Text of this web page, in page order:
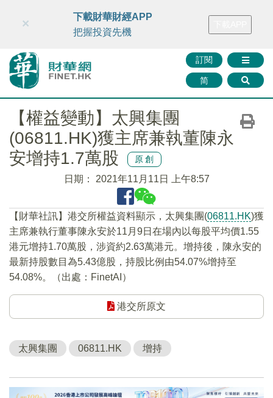
財華智庫網 FINTV FINMETA 財華證券 媒體矩陣
訂閱
简
×
下載財華財經APP
把握投資先機
【權益變動】太興集團
(06811.HK)獲主席兼執董陳永
安增持1.7萬股
原創
日期： 2021年11月11日 上午8:57
【財華社訊】港交所權益資料顯示，太興集團(06811.HK)獲
主席兼執行董事陳永安於11月9日在場內以每股平均價1.55
港元增持1.70萬股，涉資約2.63萬港元。增持後，陳永安的
最新持股數目為5.43億股，持股比例由54.07%增持至
54.08%。（出處：FinetAI）
港交所原文
太興集團 06811.HK 增持